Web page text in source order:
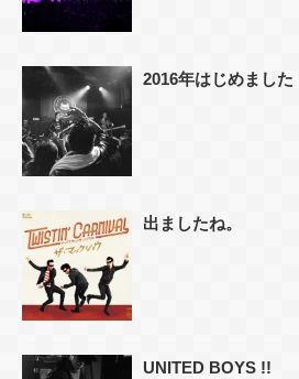
2016年はじめました
出ましたね。
UNITED BOYS !!